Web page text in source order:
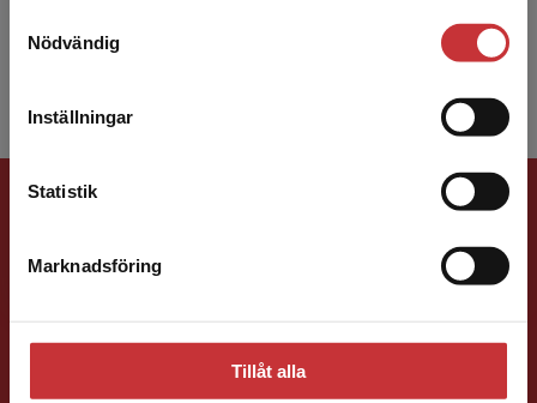
Nödvändig
Inställningar
Statistik
Marknadsföring
Tillåt alla
Vi erbjuder inte leveranser utanför Sverige. För
att kunna slutföra ett köp måste
tjänstevetenskap, Lunds universitet.